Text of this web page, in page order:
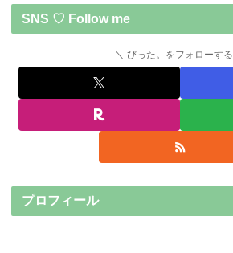
SNS ♡ Follow me
びった。をフォローする
プロフィール